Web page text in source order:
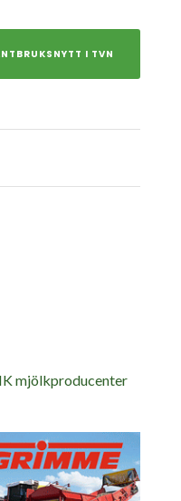
I TVN
mjölkproducenter